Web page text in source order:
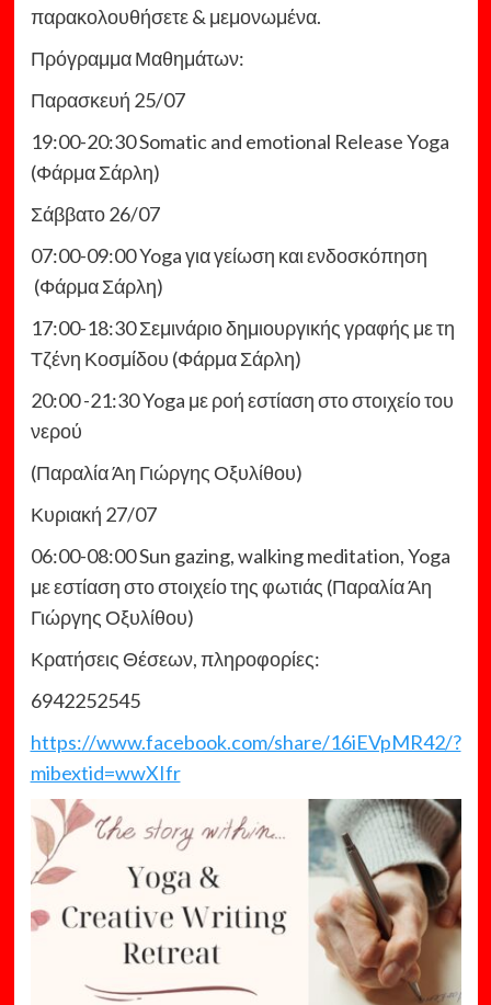
παρακολουθήσετε & μεμονωμένα.
Πρόγραμμα Μαθημάτων:
Παρασκευή 25/07
19:00-20:30 Somatic and emotional Release Yoga
(Φάρμα Σάρλη)
Σάββατο 26/07
07:00-09:00 Yoga για γείωση και ενδοσκόπηση
(Φάρμα Σάρλη)
17:00-18:30 Σεμινάριο δημιουργικής γραφής με τη
Τζένη Κοσμίδου (Φάρμα Σάρλη)
20:00 -21:30 Yoga με ροή εστίαση στο στοιχείο του
νερού
(Παραλία Άη Γιώργης Οξυλίθου)
Κυριακή 27/07
06:00-08:00 Sun gazing, walking meditation, Yoga
με εστίαση στο στοιχείο της φωτιάς (Παραλία Άη
Γιώργης Οξυλίθου)
Κρατήσεις Θέσεων, πληροφορίες:
6942252545
https://www.facebook.com/share/16iEVpMR42/?
mibextid=wwXIfr